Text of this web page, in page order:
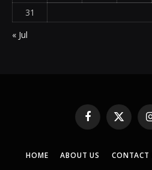
31
« Jul
Facebook
X
(Twitter)
HOME ABOUT US CONTACT